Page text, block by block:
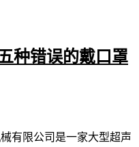
种错误的戴口罩
有限公司是一家大型超声